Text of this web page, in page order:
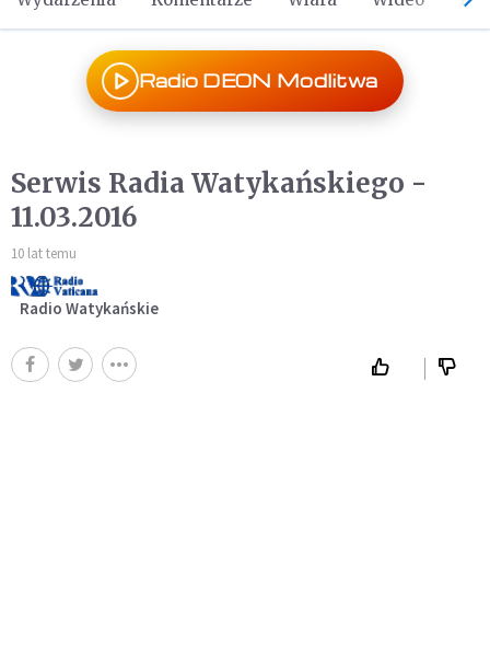
Radio DEON Modlitwa
Serwis Radia Watykańskiego -
11.03.2016
10 lat temu
Radio Watykańskie